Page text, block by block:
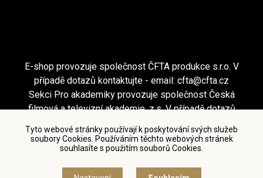
Tyto webové stránky používají k poskytování svých služeb
soubory Cookies. Používáním těchto webových stránek
souhlasíte s použitím souborů Cookies.
E-shop provozuje společnost ČFTA produkce s.r.o. V
případě dotazů kontaktujte - email: cfta@cfta.cz
Sekci Pro akademiky provozuje společnost Česká
filmová a televizní akademie, z.s. V případě dotazů
Podmínky užití a zásady ochrany osobních údajů